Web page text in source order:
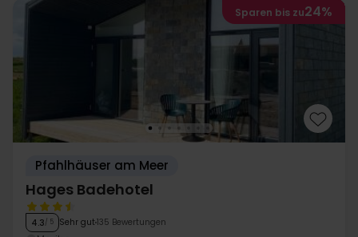
Sparen bis zu24%
Pfahlhäuser am Meer
Hages Badehotel
4.3/ 5 Sehr gut 135 Bewertungen